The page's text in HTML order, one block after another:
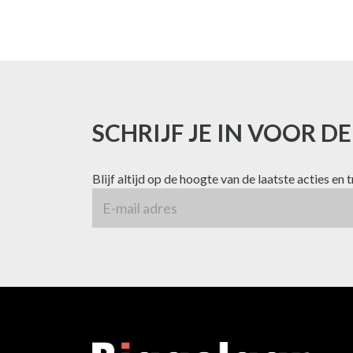
SCHRIJF JE IN VOOR
Blijf altijd op de hoogte van de laatste acties en